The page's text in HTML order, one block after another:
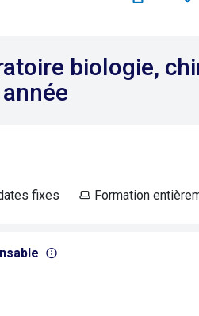
biologie,
fixes Formation